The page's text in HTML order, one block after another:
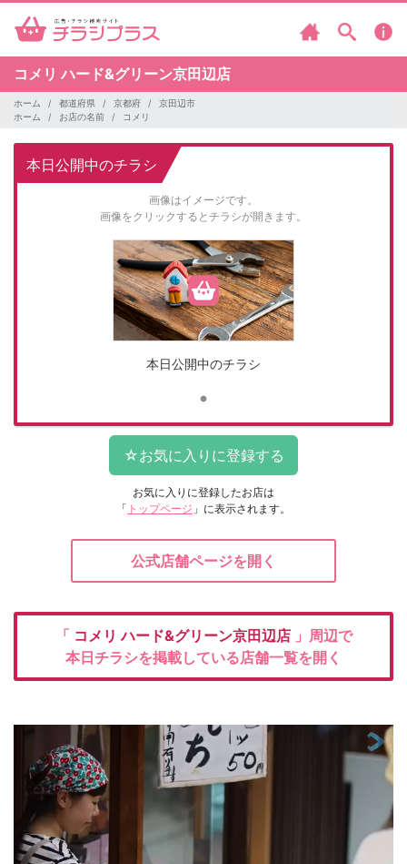
コメリハード&グリーン京田辺店
ホーム 都道府県 京都府
京田辺市
ホーム
お店の名前 コメリ
本日公開中のチラシ
画像はイメージです。
画像をクリックするとチラシが開きます。
本日公開中のチラシ
お気に入りに登録したお店は
「 トップページ 」に表示されます。
公式店舗ページを開く
「 コメリハード&グリーン京田辺店 」周辺で
本日チラシを掲載している店舗一覧を開く